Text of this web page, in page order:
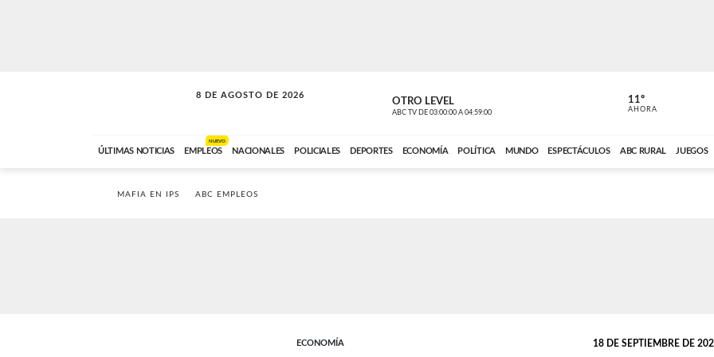
8 DE AGOSTO DE 2026
SOLO MÚSICA OTRO LEVEL
ABC TV DE 03:00:00 A 04:59:00 ABC CARDINAL
11º
AHORA
ÚLTIMAS NOTICIAS EMPLEOS
NUEVO
NACIONALES POLICIALES DEPORTES ECONOMÍA POLÍTICA MUNDO ESPECTÁCULOS ABC RURAL JUEGOS
MAFIA EN IPS ABC EMPLEOS
ECONOMÍA 18 DE SEPTIEMBRE DE